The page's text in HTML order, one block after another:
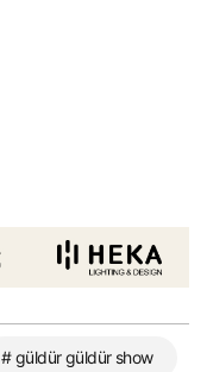
# güldür güldür show